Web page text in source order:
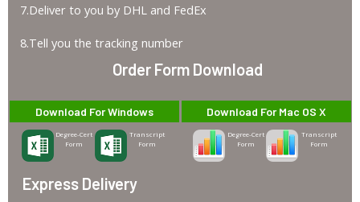
7.Deliver to you by DHL and FedEx
8.Tell you the tracking number
Order Form Download
Download For Windows
Degree-Cert
Form
Transcript
Form
Download For Mac OS X
Degree-Cert
Form
Transcript
Form
Express Delivery